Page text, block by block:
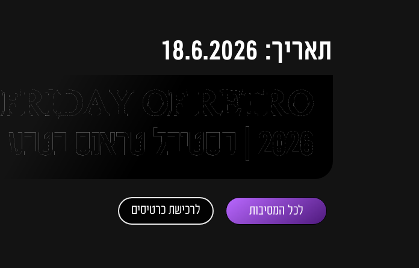
תאריך: 18.6.2026
FRIDAY OF RETRO
2026 | פסטיבל טראנס בטבע
לכל המסיבות לרכישת כרטיסים